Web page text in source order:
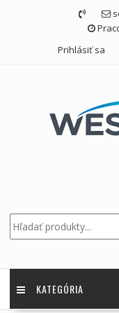
Prihlásiť sa
KATEGÓRIA